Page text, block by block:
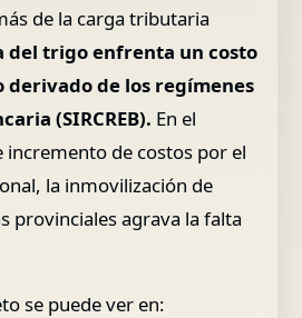
de la carga tributaria
del trigo enfrenta un costo
de los regímenes
(SIRCREB). En el
incremento de costos por el
la inmovilización de
provinciales agrava la falta
se puede ver en: